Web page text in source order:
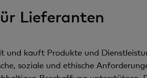
Lieferanten
kauft Produkte und
soziale und ethische